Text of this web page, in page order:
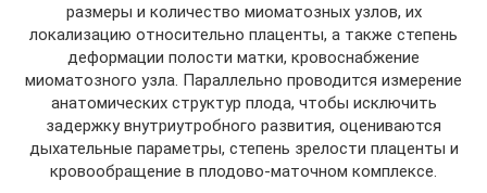
размеры и количество миоматозных узлов, их
локализацию относительно плаценты, а также степень
деформации полости матки, кровоснабжение
миоматозного узла. Параллельно проводится измерение
анатомических структур плода, чтобы исключить
задержку внутриутробного развития, оцениваются
дыхательные параметры, степень зрелости плаценты и
кровообращение в плодово-маточном комплексе.